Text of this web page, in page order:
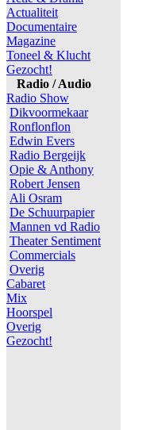
Actualiteit
Documentaire
Magazine
Toneel & Klucht
Gezocht!
Radio / Audio
Radio Show
Dikvoormekaar
Ronflonflon
Edwin Evers
Radio Bergeijk
Opie & Anthony
Robert Jensen
Ali Osram
De Schuurpapier
Mannen vd Radio
Theater Sentiment
Commercials
Overig
Cabaret
Mix
Hoorspel
Overig
Gezocht!